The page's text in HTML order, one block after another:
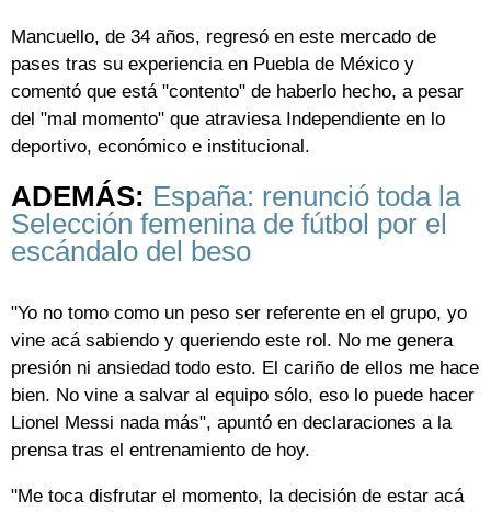
Mancuello, de 34 años, regresó en este mercado de
pases tras su experiencia en Puebla de México y
comentó que está "contento" de haberlo hecho, a pesar
del "mal momento" que atraviesa Independiente en lo
deportivo, económico e institucional.
ADEMÁS: España: renunció toda la
Selección femenina de fútbol por el
escándalo del beso
"Yo no tomo como un peso ser referente en el grupo, yo
vine acá sabiendo y queriendo este rol. No me genera
presión ni ansiedad todo esto. El cariño de ellos me hace
bien. No vine a salvar al equipo sólo, eso lo puede hacer
Lionel Messi nada más", apuntó en declaraciones a la
prensa tras el entrenamiento de hoy.
"Me toca disfrutar el momento, la decisión de estar acá